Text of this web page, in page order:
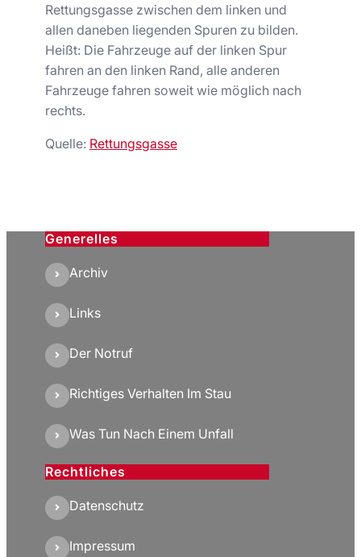
Rettungsgasse zwischen dem linken und
allen daneben liegenden Spuren zu bilden.
Heißt: Die Fahrzeuge auf der linken Spur
fahren an den linken Rand, alle anderen
Fahrzeuge fahren soweit wie möglich nach
rechts.
Quelle: Rettungsgasse
Generelles
Archiv
Links
Der Notruf
Richtiges Verhalten Im Stau
Was Tun Nach Einem Unfall
Rechtliches
Datenschutz
Impressum